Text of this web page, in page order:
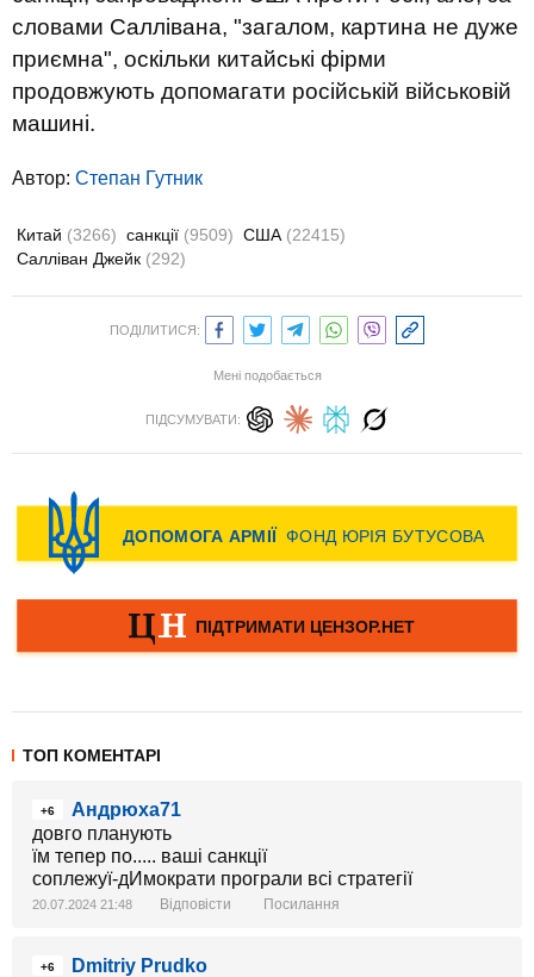
словами Саллівана, "загалом, картина не дуже
приємна", оскільки китайські фірми
продовжують допомагати російській військовій
машині.
Автор: Степан Гутник
Китай (3266) санкції (9509) США (22415)
Салліван Джейк (292)
ПОДІЛИТИСЯ:
Мені подобається
ПІДСУМУВАТИ:
ТОП КОМЕНТАРІ
+6
Андрюха71
довго планують
їм тепер по..... ваші санкції
соплежуї-дИмократи програли всі стратегії
20.07.2024 21:48 Відповісти Посилання
+6
Dmitriy Prudko